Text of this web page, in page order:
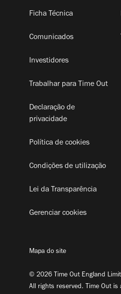
Ficha Técnica
Comunicados
Investidores
Trabalhar para Time Out
Declaração de
privacidade
Política de cookies
Condições de utilização
Lei da Transparência
Gerenciar cookies
Mapa do site
© 2026 Time Out England
All rights reserved. Time Out is